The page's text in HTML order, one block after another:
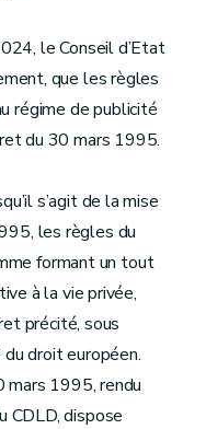
le Conseil d’Etat
que les règles
régime de publicité
du 30 mars 1995.
s’agit de la mise
les règles du
formant un tout
à la vie privée,
précité, sous
droit européen.
mars 1995, rendu
CDLD, dispose